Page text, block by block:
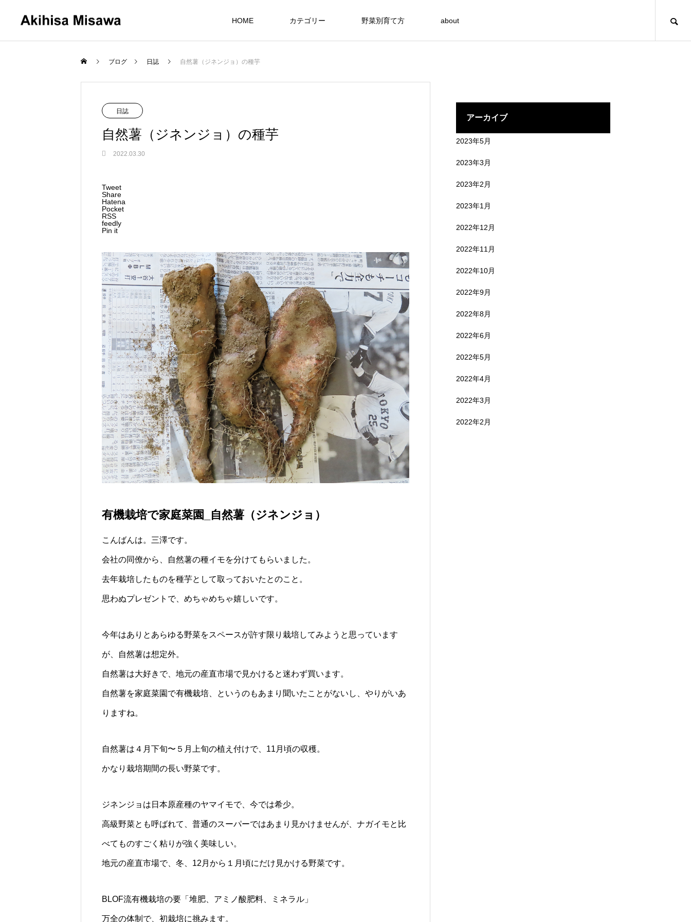
HOME カテゴリー 野菜別育て方 about
FEATURE
意外と多い「有機」で失敗する人たち／化成
栽培から切り替えるときに注意すること
BLOF理論
FEATURE
7
化成のチッソではなくアミノ酸を直接吸収で
きる
BLOF理論
6
BLOF理論
植物の仕事は「光合成」と「呼吸」／カラダ
を作っている「細胞」と「センイ」
ブログ 日誌 自然薯（ジネンジョ）の種芋
日誌
自然薯（ジネンジョ）の種芋
2022.03.30
Tweet
Share
Hatena
Pocket
RSS
feedly
Pin it
有機栽培で家庭菜園_自然薯（ジネンジョ）
こんばんは。三澤です。
会社の同僚から、自然薯の種イモを分けてもらいました。
去年栽培したものを種芋として取っておいたとのこと。
思わぬプレゼントで、めちゃめちゃ嬉しいです。
今年はありとあらゆる野菜をスペースが許す限り栽培してみようと思っています
が、自然薯は想定外。
自然薯は大好きで、地元の産直市場で見かけると迷わず買います。
自然薯を家庭菜園で有機栽培、というのもあまり聞いたことがないし、やりがいあ
りますね。
自然薯は４月下旬〜５月上旬の植え付けで、11月頃の収穫。
かなり栽培期間の長い野菜です。
ジネンジョは日本原産種のヤマイモで、今では希少。
高級野菜とも呼ばれて、普通のスーパーではあまり見かけませんが、ナガイモと比
べてものすごく粘りが強く美味しい。
地元の産直市場で、冬、12月から１月頃にだけ見かける野菜です。
BLOF流有機栽培の要「堆肥、アミノ酸肥料、ミネラル」
万全の体制で、初栽培に挑みます。
アーカイブ
2023年5月
2023年3月
2023年2月
2023年1月
2022年12月
2022年11月
2022年10月
2022年9月
2022年8月
2022年6月
2022年5月
2022年4月
2022年3月
2022年2月